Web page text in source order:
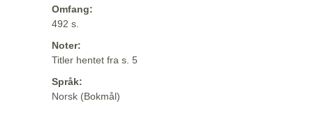
Omfang:
492 s.
Noter:
Titler hentet fra s. 5
Språk:
Norsk (Bokmål)